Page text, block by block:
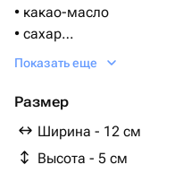
• какао-масло
• сахар
• лецитин (эмульгатор,
Темный,молочный или
Показать еще
Размер
Ширина - 12 см
Высота - 5 см